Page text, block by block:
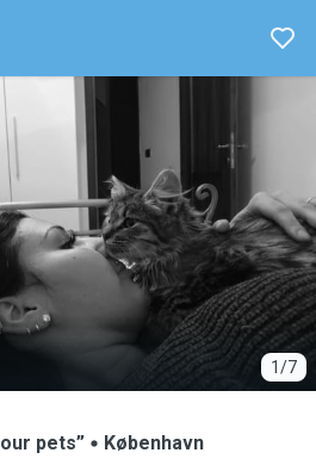
1/7
pets”
København